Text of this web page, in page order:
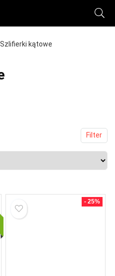
Szlifierki kątowe
Filter
- 25%